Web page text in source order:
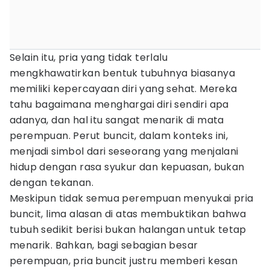
Selain itu, pria yang tidak terlalu
mengkhawatirkan bentuk tubuhnya biasanya
memiliki kepercayaan diri yang sehat. Mereka
tahu bagaimana menghargai diri sendiri apa
adanya, dan hal itu sangat menarik di mata
perempuan. Perut buncit, dalam konteks ini,
menjadi simbol dari seseorang yang menjalani
hidup dengan rasa syukur dan kepuasan, bukan
dengan tekanan.
Meskipun tidak semua perempuan menyukai pria
buncit, lima alasan di atas membuktikan bahwa
tubuh sedikit berisi bukan halangan untuk tetap
menarik. Bahkan, bagi sebagian besar
perempuan, pria buncit justru memberi kesan